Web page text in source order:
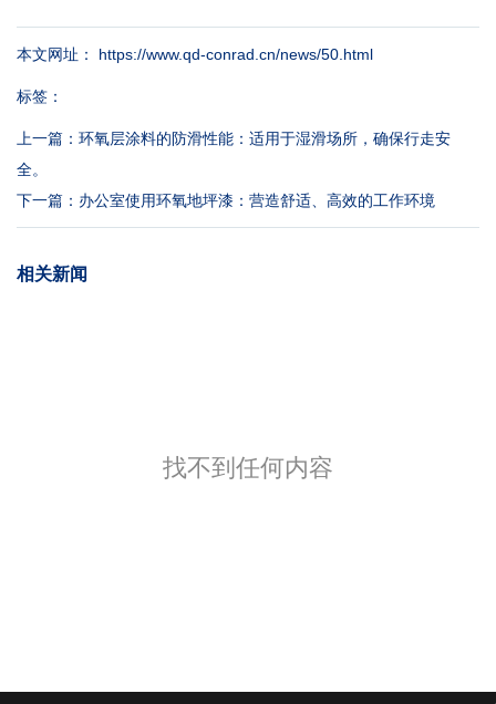
本文网址： https://www.qd-conrad.cn/news/50.html
标签：
上一篇： 环氧层涂料的防滑性能：适用于湿滑场所，确保行走安
全。
下一篇： 办公室使用环氧地坪漆：营造舒适、高效的工作环境
相关新闻
找不到任何内容